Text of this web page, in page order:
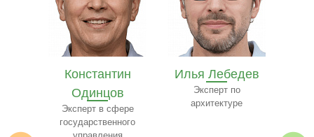
Илья Лебедев
Эксперт по
архитектуре
Иван Лазарев
Специалист в области
юриспруденции